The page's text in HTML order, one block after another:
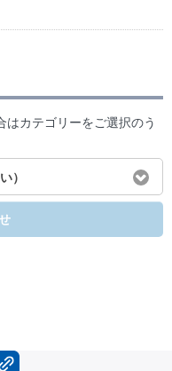
はカテゴリーをご選択のう
）